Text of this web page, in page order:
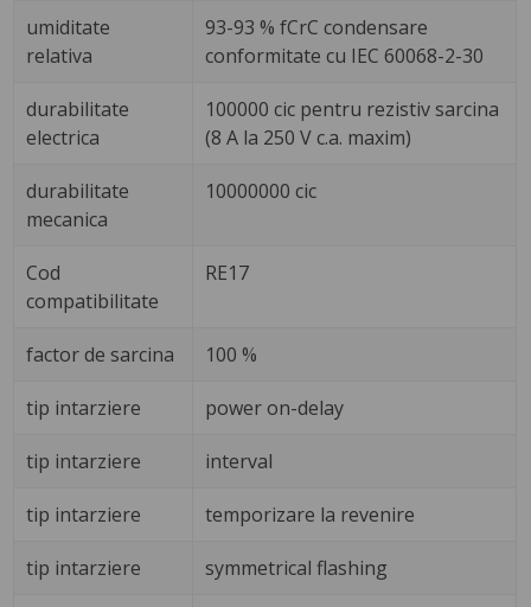
umiditate
relativa
93-93 % fCrC condensare
conformitate cu IEC 60068-2-30
durabilitate
electrica
100000 cic pentru rezistiv sarcina
(8 A la 250 V c.a. maxim)
durabilitate
mecanica
10000000 cic
Cod
compatibilitate
RE17
factor de sarcina 100 %
tip intarziere power on-delay
tip intarziere interval
tip intarziere temporizare la revenire
tip intarziere symmetrical flashing